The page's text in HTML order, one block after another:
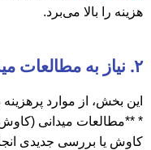
هزینه را بالا می‌برد.
۲. نیاز به مطالعات میدانی یا آزمایشگاهی
این بخش، از موارد
* **مطالعات میدانی
کاوش یا بررسی جدیدی